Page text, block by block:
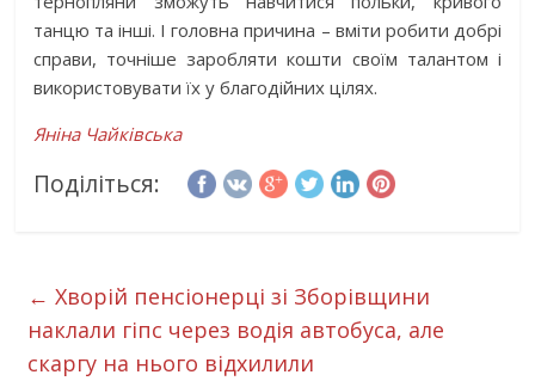
танцю та інші. І головна причина – вміти робити добрі
справи, точніше заробляти кошти своїм талантом і
використовувати їх у благодійних цілях.
Яніна Чайківська
Поділіться:
← Хворій пенсіонерці зі Зборівщини
наклали гіпс через водія автобуса, але
скаргу на нього відхилили